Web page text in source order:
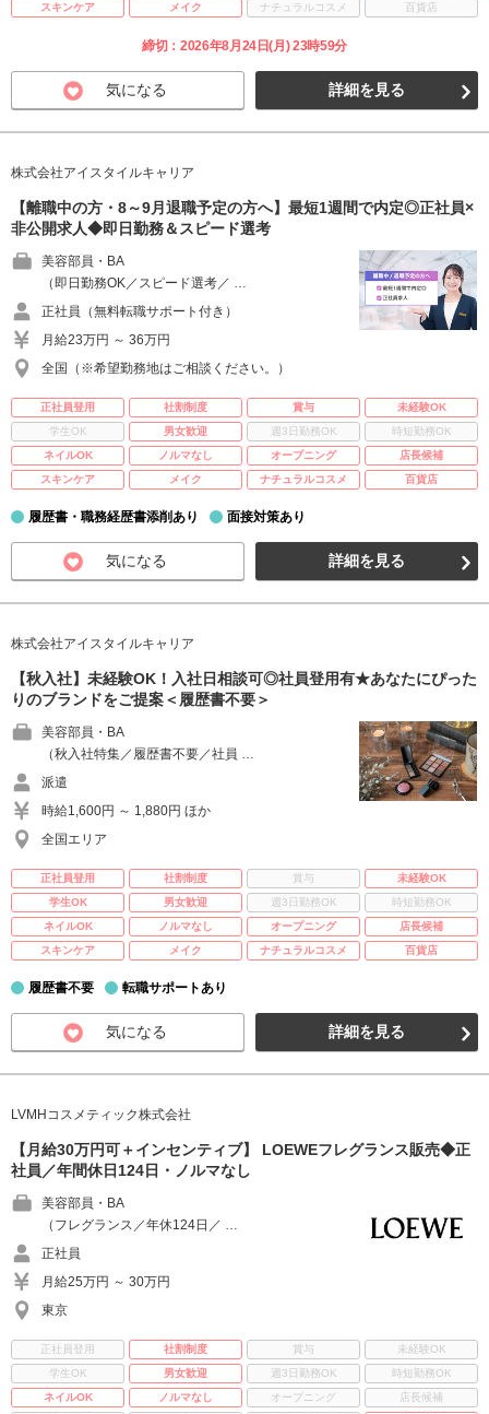
スキンケア
メイク ナチュラルコスメ 百貨店
締切：2026年8月24日(月) 23時59分
気になる 詳細を見る
株式会社アイスタイルキャリア
【離職中の方・8～9月退職予定の方へ】最短1週間で内定◎正社員×
非公開求人◆即日勤務＆スピード選考
美容部員・BA
（即日勤務OK／スピード選考／ …
正社員（無料転職サポート付き）
月給23万円 ～ 36万円
全国（※希望勤務地はご相談ください。）
正社員登用 社割制度 賞与
未経験OK
学生OK
男女歓迎 週3日勤務OK
時短勤務OK
ネイルOK
ノルマなし オープニング
店長候補
スキンケア
メイク ナチュラルコスメ 百貨店
履歴書・職務経歴書添削あり 面接対策あり
気になる 詳細を見る
株式会社アイスタイルキャリア
【秋入社】未経験OK！入社日相談可◎社員登用有★あなたにぴった
りのブランドをご提案＜履歴書不要＞
美容部員・BA
（秋入社特集／履歴書不要／社員 …
派遣
時給1,600円 ～ 1,880円 ほか
全国エリア
正社員登用 社割制度 賞与
未経験OK
学生OK
男女歓迎 週3日勤務OK
時短勤務OK
ネイルOK
ノルマなし オープニング
店長候補
スキンケア
メイク ナチュラルコスメ 百貨店
履歴書不要 転職サポートあり
気になる 詳細を見る
LVMHコスメティック株式会社
【月給30万円可＋インセンティブ】 LOEWEフレグランス販売◆正
社員／年間休日124日・ノルマなし
美容部員・BA
（フレグランス／年休124日／ …
正社員
月給25万円 ～ 30万円
東京
正社員登用 社割制度 賞与
未経験OK
学生OK
男女歓迎 週3日勤務OK
時短勤務OK
ネイルOK
ノルマなし オープニング
店長候補